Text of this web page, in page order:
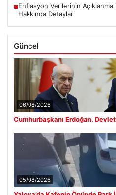
■Enflasyon Verilerinin
Hakkında Detaylar
Güncel
06/08/2026
Cumhurbaşkanı Erdoğan,
05/08/2026